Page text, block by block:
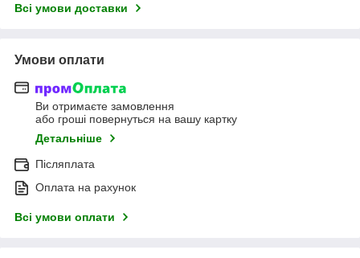
Всі умови доставки
Умови оплати
Ви отримаєте замовлення
або гроші повернуться на вашу картку
Детальніше
Післяплата
Оплата на рахунок
Всі умови оплати